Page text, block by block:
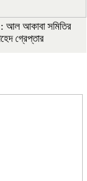
: আল আকাবা সমিতির
গ্রেপ্তার